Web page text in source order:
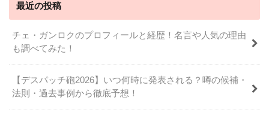
最近の投稿
チェ・ガンロクのプロフィールと経歴！名言や人気の理由
も調べてみた！
【デスパッチ砲2026】いつ何時に発表される？噂の候補・
法則・過去事例から徹底予想！